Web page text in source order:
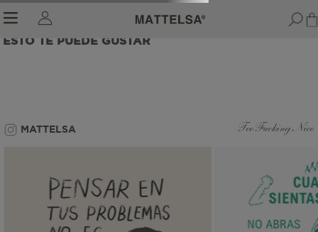
ESTO TE PUEDE GUSTAR
MATTELSA Too Fucking Nice